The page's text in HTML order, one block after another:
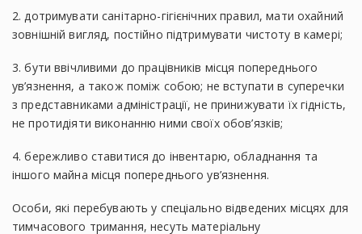
2. дотримувати санітарно-гігієнічних правил, мати охайний
зовнішній вигляд, постійно підтримувати чистоту в камері;
3. бути ввічливими до працівників місця попереднього
ув’язнення, а також поміж собою; не вступати в суперечки
з представниками адміністрації, не принижувати їх гідність,
не протидіяти виконанню ними своїх обов’язків;
4. бережливо ставитися до інвентарю, обладнання та
іншого майна місця попереднього ув’язнення.
Особи, які перебувають у спеціально відведених місцях для
тимчасового тримання, несуть матеріальну